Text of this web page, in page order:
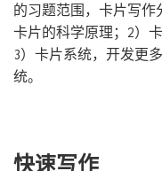
的习题范围，卡片写作
卡片的科学原理；2）
3）卡片系统，开发更
统。
快速写作